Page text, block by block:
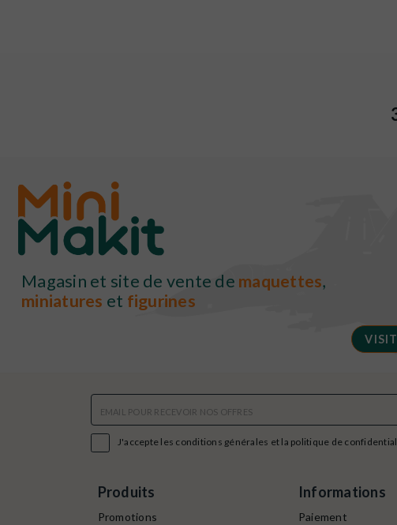
Magasin et site de vente de maquettes,
miniatures et figurines
J'accepte les conditions générales et la politique de
Produits
Promotions
Informations
Paiement